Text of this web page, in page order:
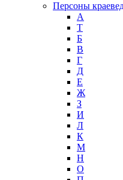
Персоны
А
T
Б
В
Г
Д
Е
Ж
З
И
Л
К
М
Н
О